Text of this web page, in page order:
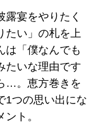
宴をやりたく
たい」の札を上
は「僕なんでも
たいな理由です
…。恵方巻きを
1つの思い出にな
ト。